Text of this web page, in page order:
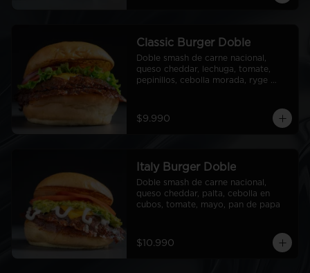
Classic Burger Doble
Doble smash de carne nacional,
queso cheddar, lechuga, tomate,
pepinillos, cebolla morada, ryge
$9.990
Italy Burger Doble
Doble smash de carne nacional,
queso cheddar, palta, cebolla en
cubos, tomate, mayo, pan de papa
$10.990